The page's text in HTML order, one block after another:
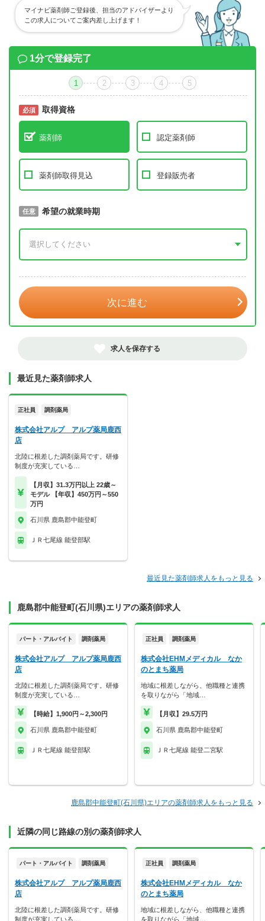
マイナビ薬剤師ご登録後、担当のアドバイザーより
この求人についてご案内差し上げます！
1分で登録完了
1 2 3 4 5
必須 取得資格
薬剤師 認定薬剤師
薬剤師取得見込 登録販売者
必須 取得予定年
任意 希望の就業時期
次に進む
求人を保存する
最近見た薬剤師求人
正社員 調剤薬局
株式会社アルプ アルプ薬局鹿西
店
北陸に根差した調剤薬局です。研修
制度が充実している…
【月収】31.3万円以上 22歳～
モデル 【年収】450万円～550
万円
石川県 鹿島郡中能登町
ＪＲ七尾線 能登部駅
最近見た薬剤師求人をもっと見る
鹿島郡中能登町(石川県)エリアの薬剤師求人
パート・アルバイト 調剤薬局
株式会社アルプ アルプ薬局鹿西
店
北陸に根差した調剤薬局です。研修
制度が充実している…
【時給】1,900円～2,300円
石川県 鹿島郡中能登町
ＪＲ七尾線 能登部駅
正社員 調剤薬局
株式会社EHMメディカル なか
のとまち薬局
地域に根差しながら、他職種と連携
を取りながら「地域…
【月収】29.5万円
石川県 鹿島郡中能登町
ＪＲ七尾線 能登二宮駅
鹿島郡中能登町(石川県)エリアの薬剤師求人をもっと見る
近隣の同じ路線の別の薬剤師求人
パート・アルバイト 調剤薬局
株式会社アルプ アルプ薬局鹿西
店
北陸に根差した調剤薬局です。研修
制度が充実している…
正社員 調剤薬局
株式会社EHMメディカル なか
のとまち薬局
地域に根差しながら、他職種と連携
を取りながら「地域…